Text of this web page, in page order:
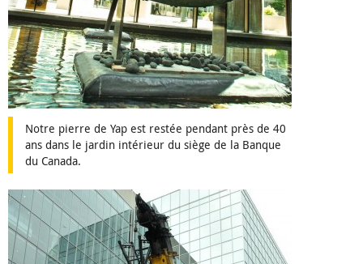
Notre pierre de Yap est restée pendant près de 40
ans dans le jardin intérieur du siège de la Banque
du Canada.